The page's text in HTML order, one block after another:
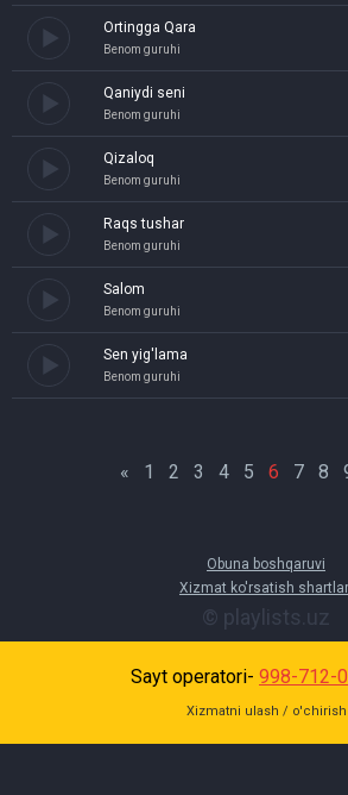
Ortingga Qara
Benom guruhi
Qaniydi seni
Benom guruhi
Qizaloq
Benom guruhi
Raqs tushar
Benom guruhi
Salom
Benom guruhi
Sen yig'lama
Benom guruhi
« 1 2 3 4 5 6 7 8
Obuna boshqaruvi
Xizmat ko'rsatish
© playlists.uz
Sayt operatori- 998-712-
Xizmatni ulash / o'chirish